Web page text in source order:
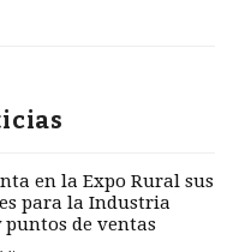
en la Expo Rural sus
para la Industria
de ventas